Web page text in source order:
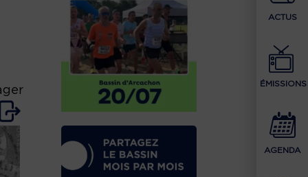
ACTUS
ÉMISSIONS
AGENDA